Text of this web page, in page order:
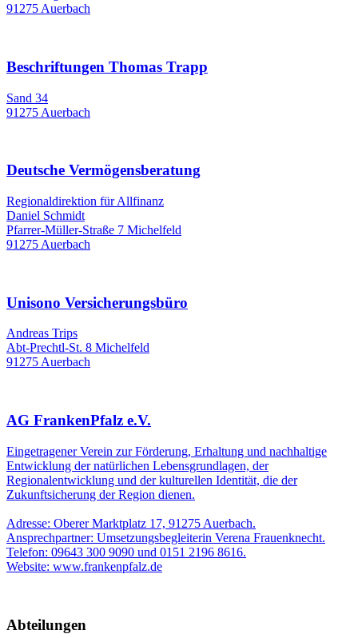
91275 Auerbach
Beschriftungen Thomas Trapp
Sand 34
91275 Auerbach
Deutsche Vermögensberatung
Regionaldirektion für Allfinanz
Daniel Schmidt
Pfarrer-Müller-Straße 7 Michelfeld
91275 Auerbach
Unisono Versicherungsbüro
Andreas Trips
Abt-Prechtl-St. 8 Michelfeld
91275 Auerbach
AG FrankenPfalz e.V.
Eingetragener Verein zur Förderung, Erhaltung und nachhaltige
Entwicklung der natürlichen Lebensgrundlagen, der
Regionalentwicklung und der kulturellen Identität, die der
Zukunftsicherung der Region dienen.
Adresse: Oberer Marktplatz 17, 91275 Auerbach.
Ansprechpartner: Umsetzungsbegleiterin Verena Frauenknecht.
Telefon: 09643 300 9090 und 0151 2196 8616.
Website: www.frankenpfalz.de
Abteilungen